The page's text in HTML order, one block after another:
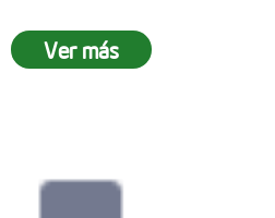
Ver más